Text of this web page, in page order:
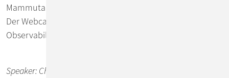
Mammutaufgabe.
Der Webcast gibt einen Überblick über effektive
Observability für moderne Cloud Workloads.
Speaker: Christoph Ehlers, Leiter Software Engineering bei